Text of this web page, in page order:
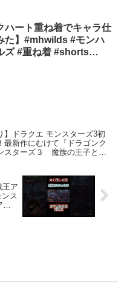
ハート重ね着でキャラ仕
た】#mhwilds #モンハ
ズ #重ね着 #shorts
】ドラクエ モンスターズ3初
最新作にむけて『ドラゴンク
スターズ３ 魔族の王子とエ
王ア
ス
ル